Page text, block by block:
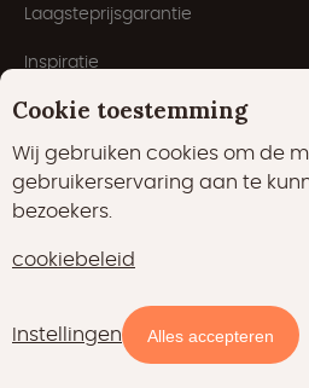
Beschikbaarheid en prijzen
Laagsteprijsgarantie
Inspiratie
Blog
Cookies Privacyverklaring
Cookie toestemming
Wij gebruiken cookies om de
gebruikerservaring aan te
bezoekers.
cookiebeleid
Instellingen Alles accepteren